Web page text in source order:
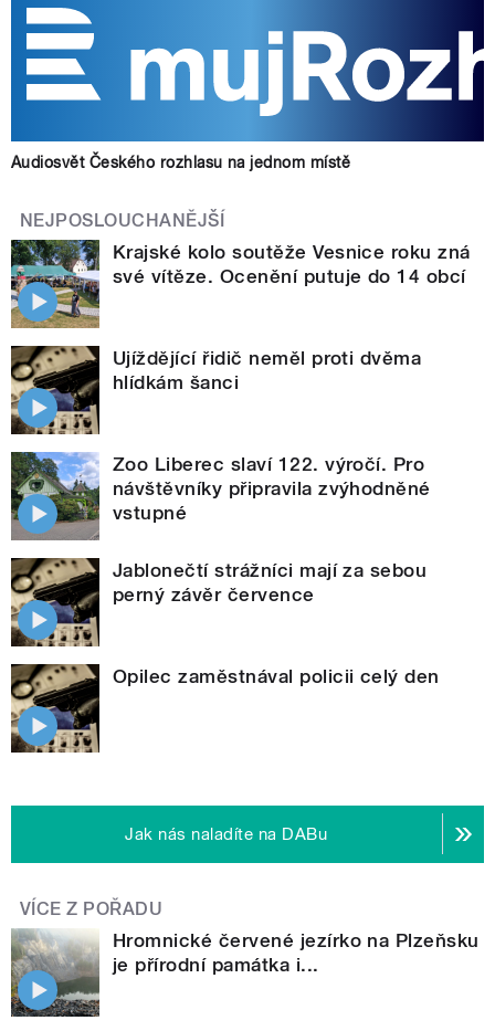
Audiosvět Českého rozhlasu na jednom místě
NEJPOSLOUCHANĚJŠÍ
Krajské kolo soutěže Vesnice roku zná
své vítěze. Ocenění putuje do 14 obcí
Ujíždějící řidič neměl proti dvěma
hlídkám šanci
Zoo Liberec slaví 122. výročí. Pro
návštěvníky připravila zvýhodněné
vstupné
Jablonečtí strážníci mají za sebou
perný závěr července
Opilec zaměstnával policii celý den
Jak nás naladíte na DABu
VÍCE Z POŘADU
Hromnické červené jezírko na Plzeňsku
je přírodní památka i...